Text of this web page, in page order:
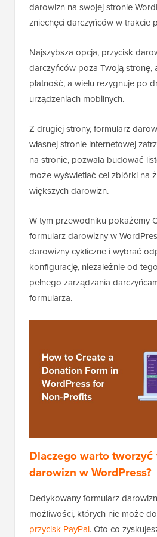
darowizn na swojej stronie
zniechęci darczyńców w trakcie
Najszybsza opcja, przycisk
darczyńców poza Twoją stronę,
płatność, a wielu rezygnuje po
urządzeniach mobilnych.
Z drugiej strony, formularz
własnej stronie internetowej
na stronie, pozwala budować
może wyświetlać cel zbiórki na
większych darowizn.
W tym przewodniku pokażemy
formularz darowizny w
darowizny cykliczne i wybrać
konfigurację, niezależnie od
pełnego zarządzania
formularza.
Dlaczego warto
darowizn w WordPress?
Dedykowany formularz
możliwości, których nie może
przycisk PayPal. Oto co